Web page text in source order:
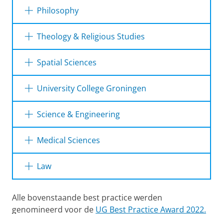
Philosophy
Theology & Religious Studies
Spatial Sciences
University College Groningen
Science & Engineering
Medical Sciences
Law
Alle bovenstaande best practice werden
genomineerd voor de UG Best Practice Award 2022.